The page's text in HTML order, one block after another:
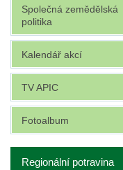
Společná zemědělská
politika
Kalendář akcí
TV APIC
Fotoalbum
Regionální potravina